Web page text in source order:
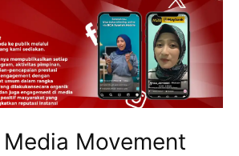
Movement